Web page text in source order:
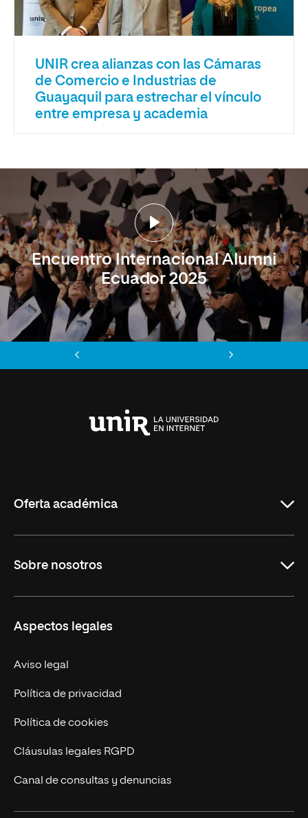
UNIR crea alianzas con las Cámaras
de Comercio e Industrias de
Guayaquil para estrechar el vínculo
entre empresa y academia
Encuentro Internacional Alumni
Ecuador 2025
Oferta académica
Formación Continua
Sobre nosotros
Trabaja en UNIR
Actualidad
Contáctanos
Aspectos legales
Aviso legal
Política de privacidad
Política de cookies
Cláusulas legales RGPD
Canal de consultas y denuncias